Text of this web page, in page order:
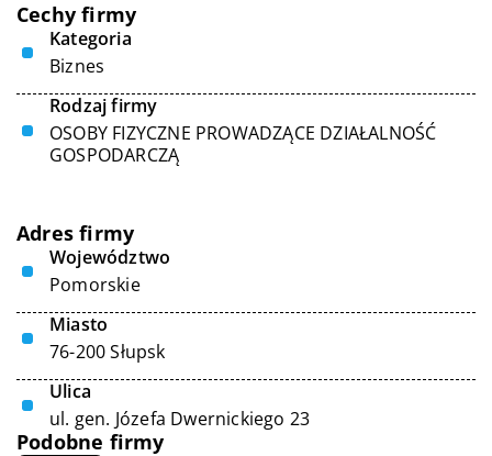
Cechy firmy
Kategoria
Biznes
Rodzaj firmy
OSOBY FIZYCZNE PROWADZĄCE DZIAŁALNOŚĆ
GOSPODARCZĄ
Adres firmy
Województwo
Pomorskie
Miasto
76-200 Słupsk
Ulica
ul. gen. Józefa Dwernickiego 23
Podobne firmy